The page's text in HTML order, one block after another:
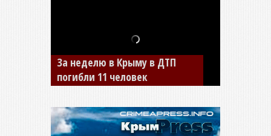
В Джанкое водитель ВАЗа
сбил двух детей на «зебре»